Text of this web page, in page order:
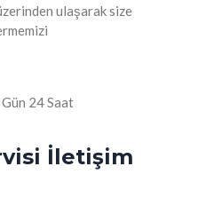
ulaşarak size
24 Saat
İletişim